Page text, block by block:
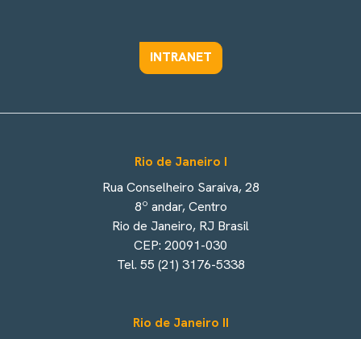
INTRANET
Rio de Janeiro I
Rua Conselheiro Saraiva, 28
8º andar, Centro
Rio de Janeiro, RJ Brasil
CEP: 20091-030
Tel. 55 (21) 3176-5338
Rio de Janeiro II